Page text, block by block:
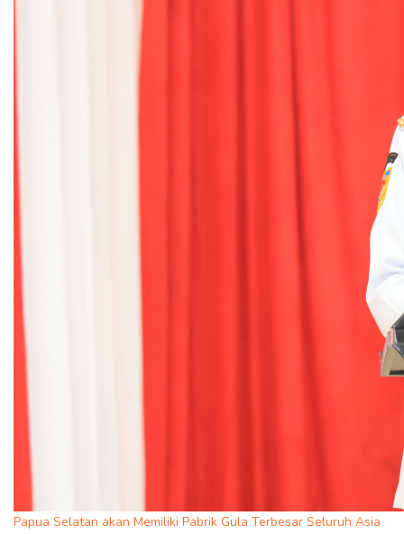
Papua Selatan akan Memiliki Pabrik Gula Terbesar Seluruh Asia